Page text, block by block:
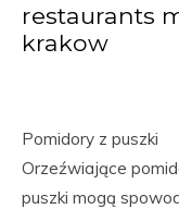
restaurants
krakow
Pomidory z puszki
Orzeźwiające
puszki mogą